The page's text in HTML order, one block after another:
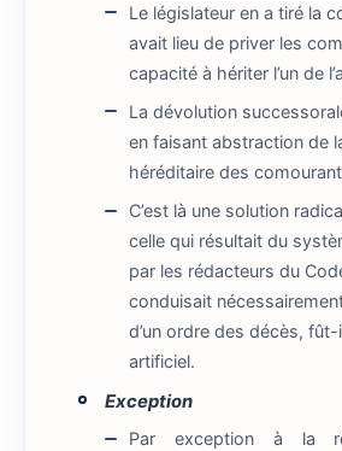
Le législateur en a tiré la
avait lieu de priver les
capacité à hériter l’un de
La dévolution
en faisant abstraction de
héréditaire des
C’est là une solution
celle qui résultait du
par les rédacteurs du
conduisait
d’un ordre des décès,
artificiel.
Exception
Par exception à la